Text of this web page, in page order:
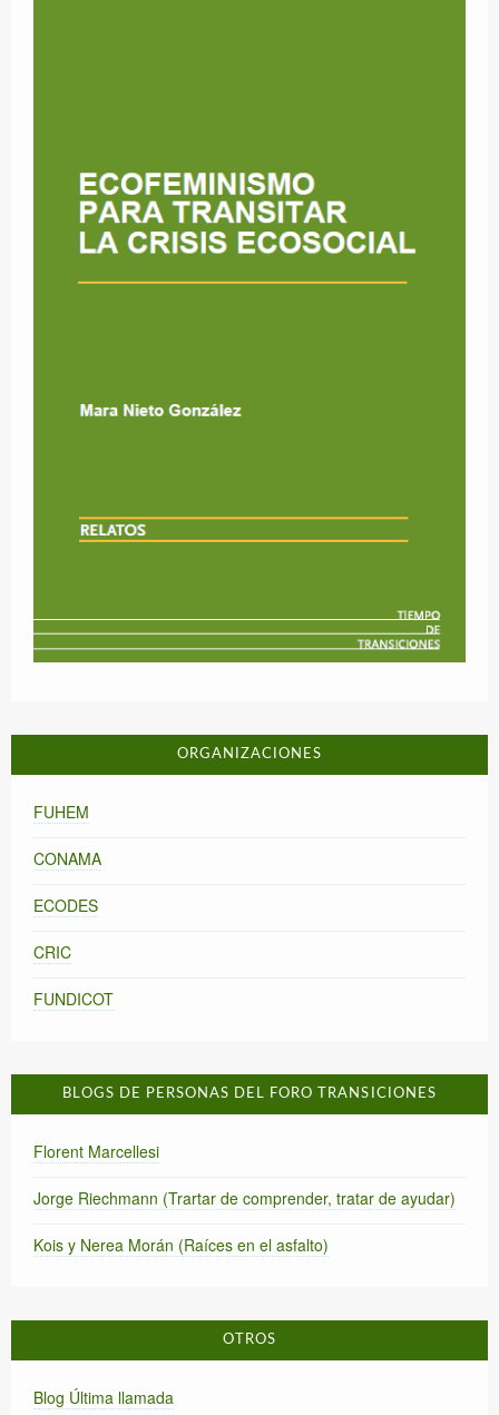
ORGANIZACIONES
FUHEM
CONAMA
ECODES
CRIC
FUNDICOT
BLOGS DE PERSONAS DEL FORO TRANSICIONES
Florent Marcellesi
Jorge Riechmann (Trartar de comprender, tratar de ayudar)
Kois y Nerea Morán (Raíces en el asfalto)
OTROS
Blog Última llamada